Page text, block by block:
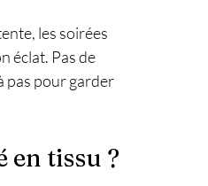
les soirées
éclat. Pas de
pas pour garder
tissu ?